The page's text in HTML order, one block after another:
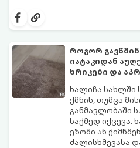
კანონები და
სასიამოვნო
ტექნიკის
გთავაზობთ 10
როგორ
იატაკიდან
ხრიკები და
ხალიჩა სახლში
ქმნის, თუმცა
განმავლობაში
საქმედ იქცევა.
ეზოში ან
ძალისხმევასა